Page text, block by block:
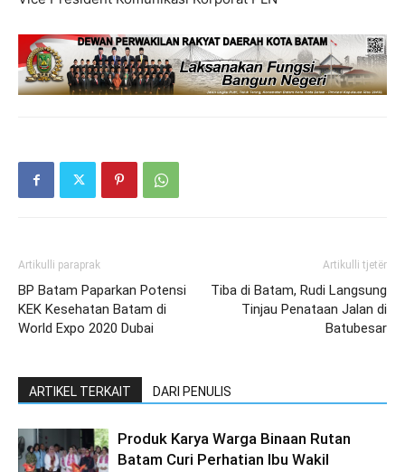
Artikulli paraprak
BP Batam Paparkan Potensi
KEK Kesehatan Batam di
World Expo 2020 Dubai
Artikulli tjetër
Tiba di Batam, Rudi Langsung
Tinjau Penataan Jalan di
Batubesar
ARTIKEL TERKAIT DARI PENULIS
Produk Karya Warga Binaan Rutan
Batam Curi Perhatian Ibu Wakil